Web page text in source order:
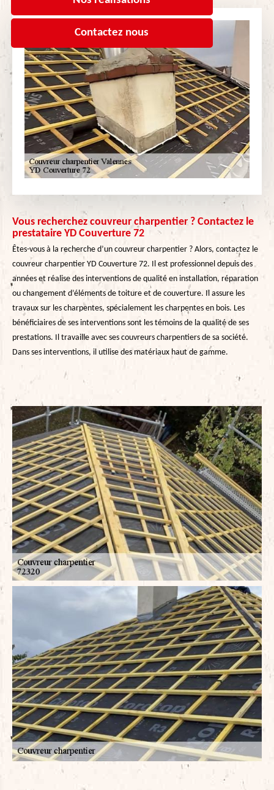
Contactez nous
Vous recherchez couvreur charpentier ? Contactez le
prestataire YD Couverture 72
Êtes-vous à la recherche d’un couvreur charpentier ? Alors, contactez le
couvreur charpentier YD Couverture 72. Il est professionnel depuis des
années et réalise des interventions de qualité en installation, réparation
ou changement d’éléments de toiture et de couverture. Il assure les
travaux sur les charpentes, spécialement les charpentes en bois. Les
bénéficiaires de ses interventions sont les témoins de la qualité de ses
prestations. Il travaille avec ses couvreurs charpentiers de sa société.
Dans ses interventions, il utilise des matériaux haut de gamme.